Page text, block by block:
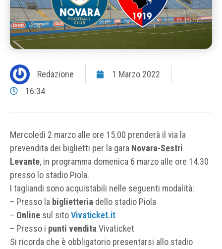
Redazione
1 Marzo 2022
16:34
Mercoledì 2 marzo alle ore 15.00 prenderà il via la
prevendita dei biglietti per la gara Novara-Sestri
Levante, in programma domenica 6 marzo alle ore 14.30
presso lo stadio Piola.
I tagliandi sono acquistabili nelle seguenti modalità:
– Presso la biglietteria dello stadio Piola
– Online sul sitoVivaticket.it
– Presso i punti vendita Vivaticket
Si ricorda che è obbligatorio presentarsi allo stadio